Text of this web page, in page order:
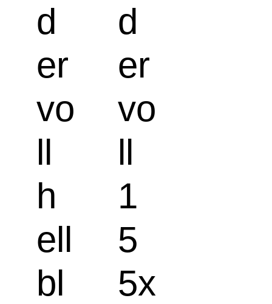
d
er
vo
ll
h
ell
bl
d
er
vo
ll
1
5
5x